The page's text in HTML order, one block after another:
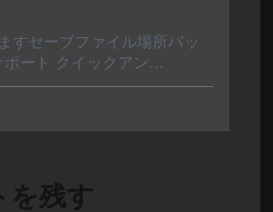
すセーブファイル場所バッ
ポート クイックアン…
を残す